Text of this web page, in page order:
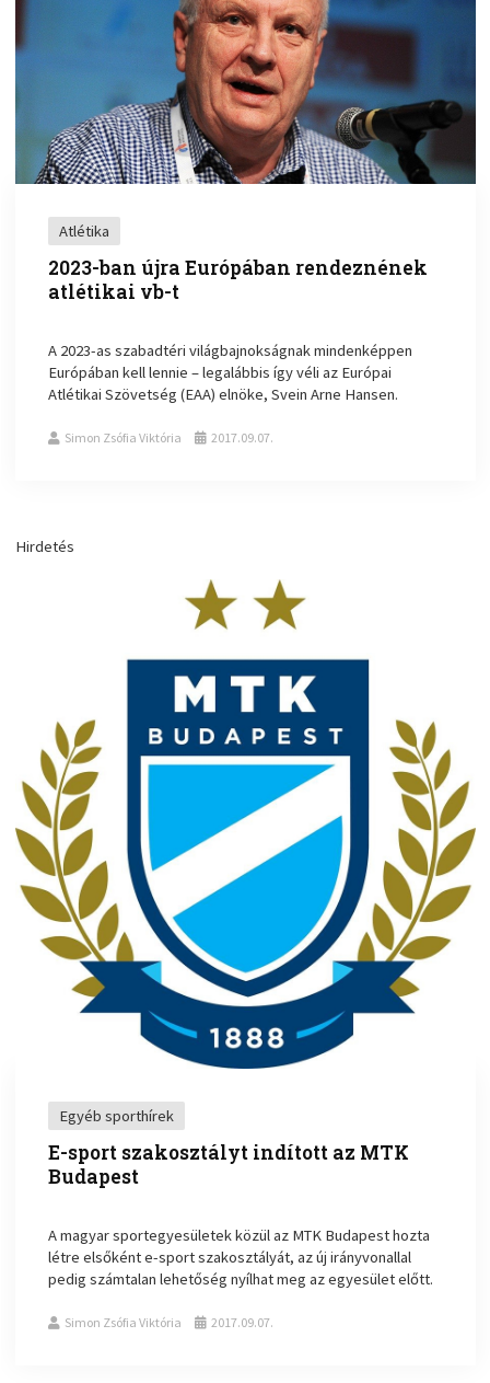
Atlétika
2023-ban újra Európában rendeznének
atlétikai vb-t
A 2023-as szabadtéri világbajnokságnak mindenképpen
Európában kell lennie – legalábbis így véli az Európai
Atlétikai Szövetség (EAA) elnöke, Svein Arne Hansen.
Simon Zsófia Viktória 2017.09.07.
Hirdetés
Egyéb sporthírek
E-sport szakosztályt indított az MTK
Budapest
A magyar sportegyesületek közül az MTK Budapest hozta
létre elsőként e-sport szakosztályát, az új irányvonallal
pedig számtalan lehetőség nyílhat meg az egyesület előtt.
Simon Zsófia Viktória 2017.09.07.